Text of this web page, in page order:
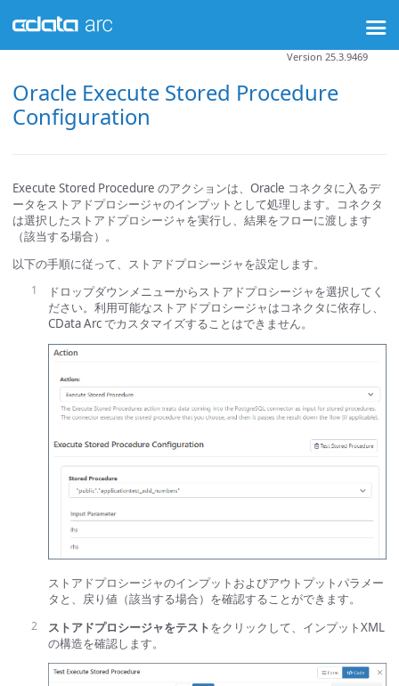
Oracle Execute Stored Procedure
Configuration
Version 25.3.9469
Execute Stored Procedure のアクションは、Oracle コネクタに入るデ
ータをストアドプロシージャのインプットとして処理します。コネクタ
は選択したストアドプロシージャを実行し、結果をフローに渡します
（該当する場合）。
以下の手順に従って、ストアドプロシージャを設定します。
ドロップダウンメニューからストアドプロシージャを選択してく
ださい。利用可能なストアドプロシージャはコネクタに依存し、
CData Arc でカスタマイズすることはできません。
ストアドプロシージャのインプットおよびアウトプットパラメー
タと、戻り値（該当する場合）を確認することができます。
ストアドプロシージャをテストをクリックして、インプットXML
の構造を確認します。